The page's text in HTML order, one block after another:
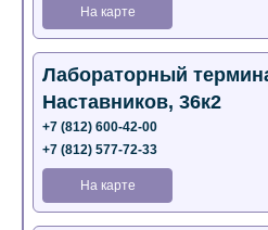
На карте
Лабораторный
Наставников, 36к2
+7 (812) 600-42-00
+7 (812) 577-72-33
На карте